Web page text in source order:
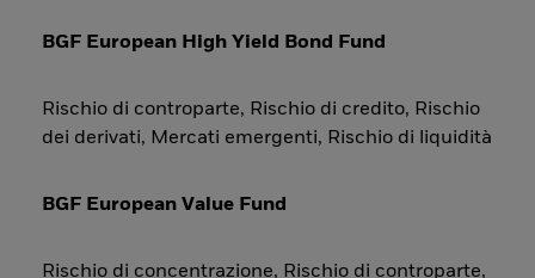
BGF European High Yield Bond Fund
Rischio di controparte, Rischio di credito, Rischio
dei derivati, Mercati emergenti, Rischio di liquidità
BGF European Value Fund
Rischio di concentrazione, Rischio di controparte,